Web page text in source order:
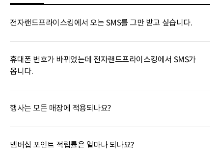
전자랜드프라이스킹에서 오는 SMS를 그만 받고 싶습니다.
휴대폰 번호가 바뀌었는데 전자랜드프라이스킹에서 SMS가
옵니다.
행사는 모든 매장에 적용되나요?
멤버십 포인트 적립률은 얼마나 되나요?